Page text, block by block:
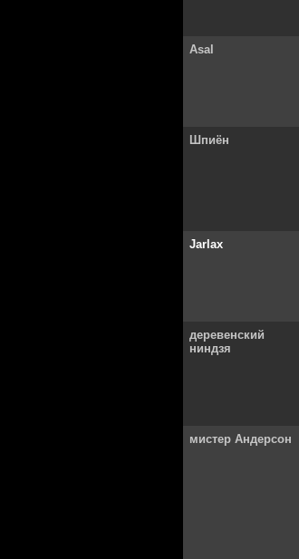
Asal
Шпиён
Jarlax
деревенский
ниндзя
мистер Андерсон